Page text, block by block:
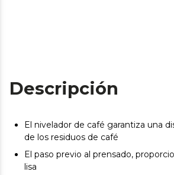
Descripción
El nivelador de café garantiza una
de los residuos de café
El paso previo al prensado,
lisa